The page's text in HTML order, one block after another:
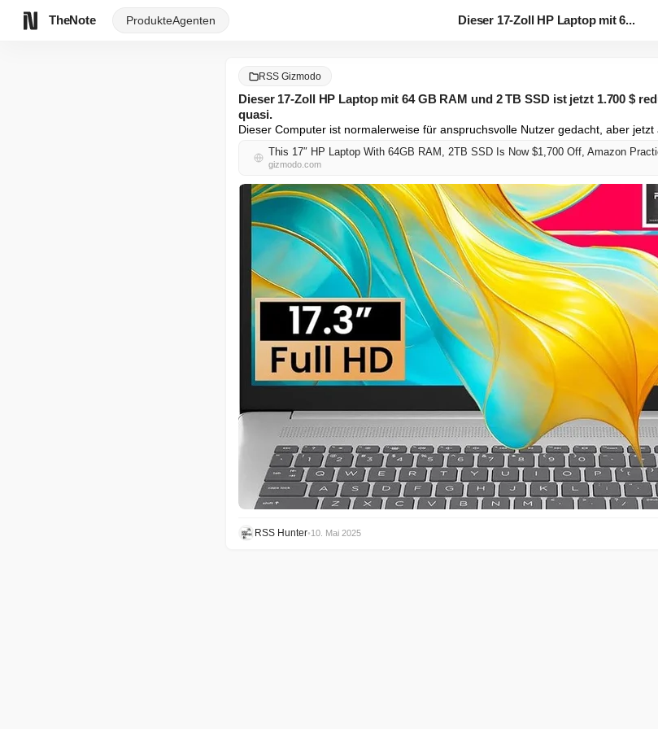
TheNote ProdukteAgenten Dieser 17-Zoll HP Laptop mit 6...
RSS Gizmodo
Dieser 17-Zoll HP Laptop mit 64 GB RAM und 2 TB SSD ist jetzt 1.700 $
quasi.
Dieser Computer ist normalerweise für anspruchsvolle Nutzer gedacht, aber jetzt
This 17″ HP Laptop With 64GB RAM, 2TB SSD Is Now $1,700 Off, Amazon
gizmodo.com
RSS Hunter•10. Mai 2025